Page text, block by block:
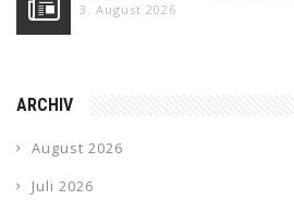
3. August 2026
ARCHIV
August 2026
Juli 2026